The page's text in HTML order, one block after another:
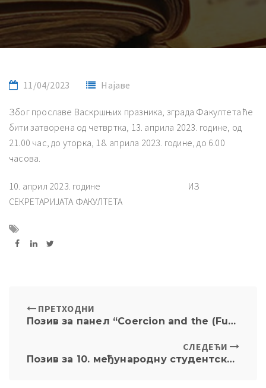
11/04/2023 Најаве
Због прославе Васкршњих празника, зграда Факултета ће
бити затворена од четвртка, 13. априла 2023. године, од
21.00 час, до уторка, 18. априла 2023. године, до 6.00
часова.
10. април 2023. године ИЗ
СЕКРЕТАРИЈАТА ФАКУЛТЕТА
ПРЕТХОДНИ
Позив за панел “Coercion and the (Functions of) Law”
СЛЕДЕЋИ
Позив за 10. међународну студентску конференцију “Право и дигиталне технологије”